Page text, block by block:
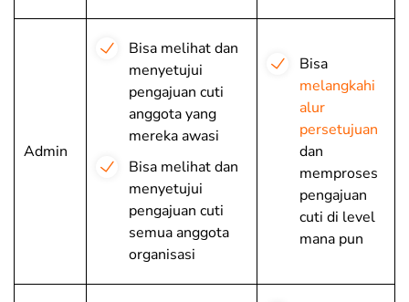
Admin
Bisa melihat dan
menyetujui
pengajuan cuti
anggota yang
mereka awasi
Bisa melihat dan
menyetujui
pengajuan cuti
semua anggota
organisasi
Bisa
melangkahi
alur
persetujuan
dan
memproses
pengajuan
cuti di level
mana pun